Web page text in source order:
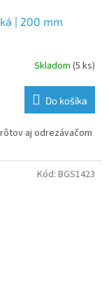
| 200 mm
Skladom (5 ks)
Do košíka
aj odrezávačom
Kód: BGS1423